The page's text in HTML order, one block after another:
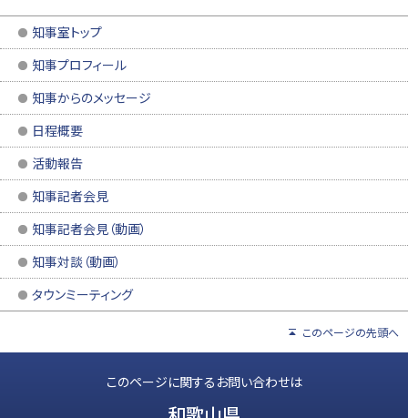
知事室トップ
知事プロフィール
知事からのメッセージ
日程概要
活動報告
知事記者会見
知事記者会見（動画）
知事対談（動画）
タウンミーティング
このページの先頭へ
このページに関するお問い合わせは